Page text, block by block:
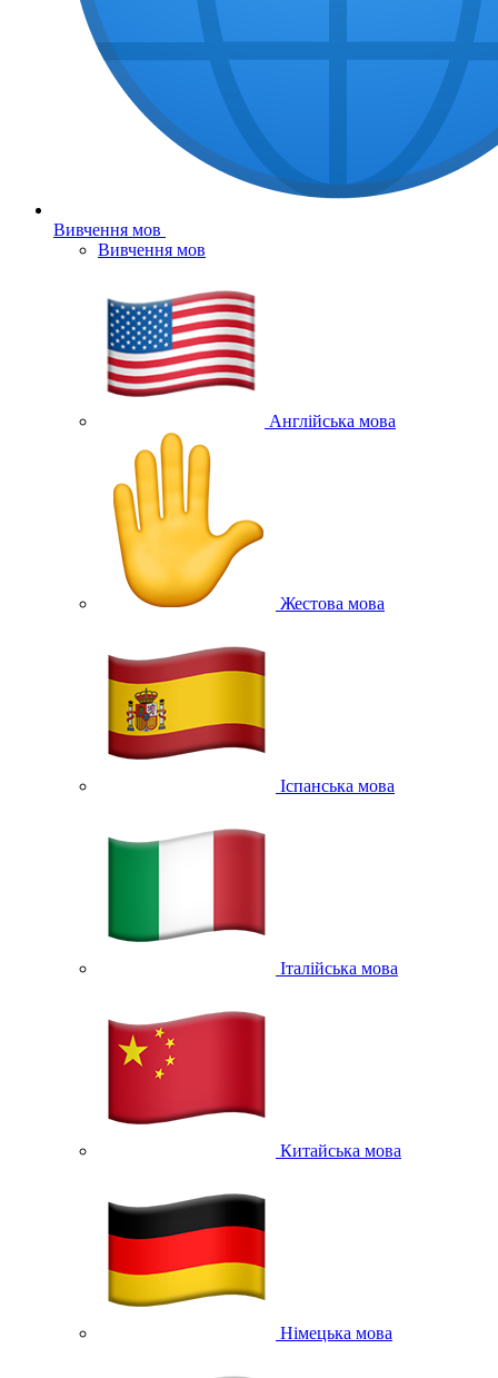
Вивчення мов
Вивчення мов
Англійська мова
Жестова мова
Іспанська мова
Італійська мова
Китайська мова
Німецька мова